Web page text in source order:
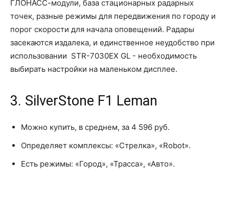
ГЛОНАСС-модули, база стационарных радарных
точек, разные режимы для передвижения по городу и
порог скорости для начала оповещений. Радары
засекаются издалека, и единственное неудобство при
использовании STR-7030EX GL - необходимость
выбирать настройки на маленьком дисплее.
3. SilverStone F1 Leman
Можно купить, в среднем, за 4 596 руб.
Определяет комплексы: «Стрелка», «Robot».
Есть режимы: «Город», «Трасса», «Авто».